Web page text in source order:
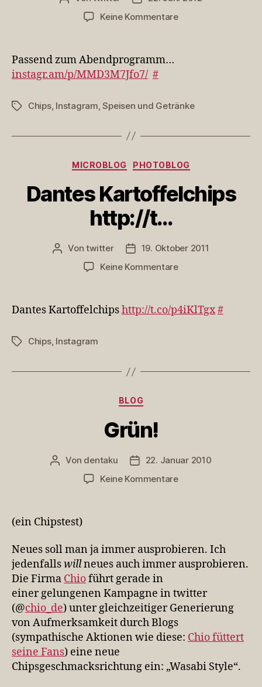
Keine Kommentarezu
Passend zum Abendprogramm…
instagr.am/p/MMD3M7Jfo7/ #
Schlagwörter
Chips, Instagram ,Speisen und Getränke
Kategorien
MICROBLOG PHOTOBLOG
Dantes Kartoffelchips
http://t…
Beitragsautor
Vontwitter Veröffentlichungsdatum
19. Oktober 2011
Keine Kommentarezu
http://t…
Dantes Kartoffelchipshttp://t.co/p4iKlTgx#
Schlagwörter
Chips, Instagram
Kategorien
BLOG
Grün!
Beitragsautor
Von dentaku Veröffentlichungsdatum
22. Januar 2010
Keine Kommentarezu
(ein Chipstest)
Neues soll man ja immer ausprobieren. Ich
jedenfallswillneues auch immer ausprobieren.
Die Firma Chioführt gerade in
einer gelungenen Kampagne in twitter
(@chio_de) unter gleichzeitiger Generierung
von Aufmerksamkeit durch Blogs
(sympathische Aktionen wie diese: Chio füttert
seine Fans) eine neue
Chipsgeschmacksrichtung ein: „Wasabi Style“.